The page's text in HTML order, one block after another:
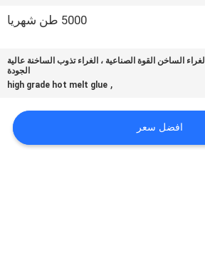
5000 طن شهريا
الغراء الساخن القوة الصناعية ، الغراء تذوب الساخنة عالية
الجودة
,
high grade hot melt glue
افضل سعر